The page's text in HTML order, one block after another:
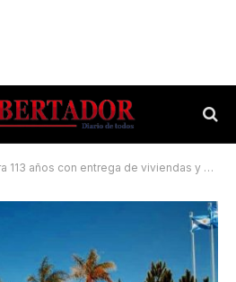
años con entrega de viviendas y nuevas obras